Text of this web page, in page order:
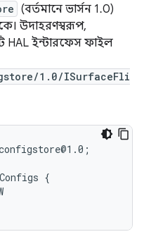
(বর্তমানে ভার্সন 1.0)
উদাহরণস্বরূপ,
HAL ইন্টারফেস ফাইল
1.0/ISurfaceFli
{